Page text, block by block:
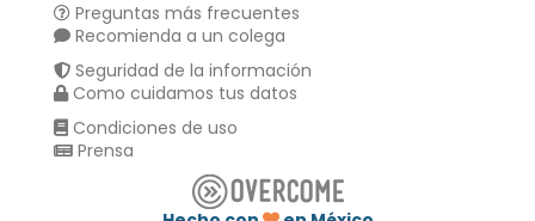
Preguntas más frecuentes
Recomienda a un colega
Seguridad de la información
Como cuidamos tus datos
Condiciones de uso
Prensa